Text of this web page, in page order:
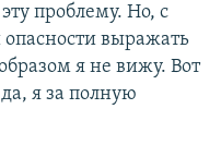
проблему. Но, с
выражать
я не вижу. Вот
я за полную